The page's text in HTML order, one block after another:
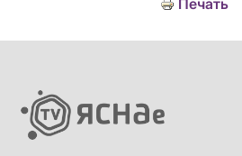
Печать